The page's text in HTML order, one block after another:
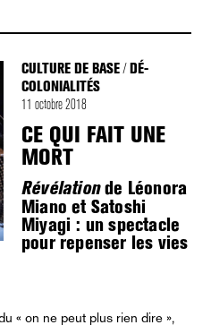
CULTURE DE BASE /DÉ-
COLONIALITÉS
11 octobre 2018
CE QUI FAIT UNE
MORT
Révélationde Léonora
Miano et Satoshi
Miyagi : un spectacle
pour repenser les vies